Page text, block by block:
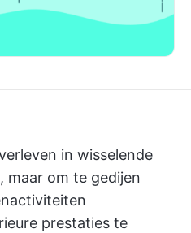
in wisselende
maar om te gedijen
prestaties te